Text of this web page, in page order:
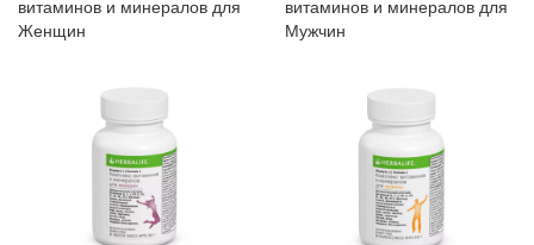
витаминов и минералов для
Женщин
витаминов и минералов для
Мужчин